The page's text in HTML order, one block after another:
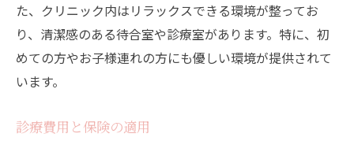
た、クリニック内はリラックスできる環境が整ってお
り、清潔感のある待合室や診療室があります。特に、初
めての方やお子様連れの方にも優しい環境が提供されて
います。
診療費用と保険の適用